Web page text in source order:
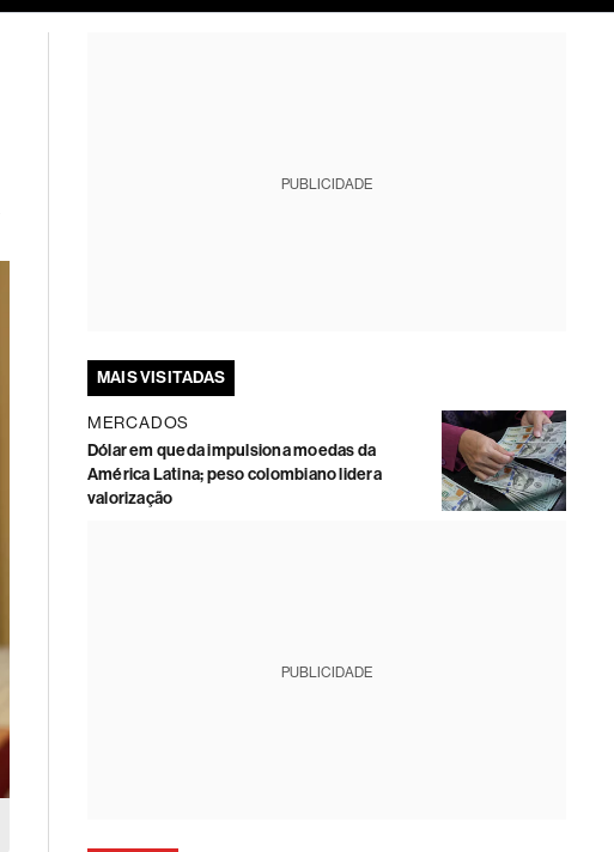
PUBLICIDADE
MAIS VISITADAS
MERCADOS
Dólar em queda impulsiona moedas da
América Latina; peso colombiano lidera
valorização
PUBLICIDADE